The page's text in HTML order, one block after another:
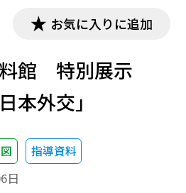
お気に入りに追加
館 特別展示
本外交」
指導資料
日